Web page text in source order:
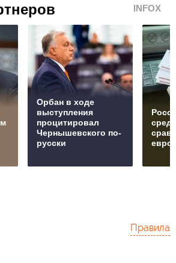
INFOX
Орбан в ходе
выступления
процитировал
Чернышевского по-
русски
Правила